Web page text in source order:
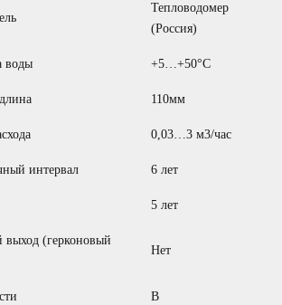
Тепловодомер
(Россия)
воды +5…+50°С
110мм
0,03…3 м3/час
интервал 6 лет
5 лет
(герконовый
Нет
B